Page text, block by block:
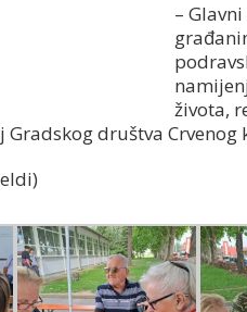
–
života,
društva Crvenog